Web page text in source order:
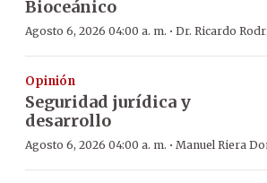
Bioceánico
Agosto 6, 2026 04:00 a. m. · Dr. Ricardo
Opinión
Seguridad jurídica y
desarrollo
Agosto 6, 2026 04:00 a. m. · Manuel Riera